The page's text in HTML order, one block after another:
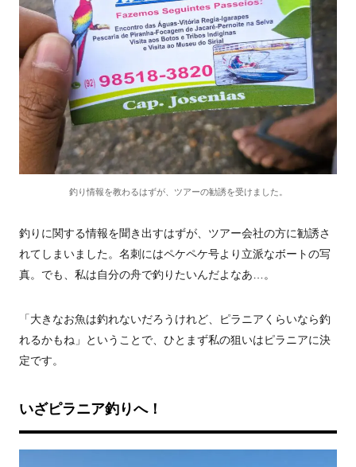
釣り情報を教わるはずが、ツアーの勧誘を受けました。
釣りに関する情報を聞き出すはずが、ツアー会社の方に勧誘さ
れてしまいました。名刺にはペケペケ号より立派なボートの写
真。でも、私は自分の舟で釣りたいんだよなあ…。
「大きなお魚は釣れないだろうけれど、ピラニアくらいなら釣
れるかもね」ということで、ひとまず私の狙いはピラニアに決
定です。
いざピラニア釣りへ！